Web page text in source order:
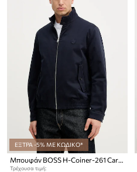
ΕΞΤΡΑ -5% ΜΕ ΚΩΔΙΚΟ*
Τρέχουσα τιμή: